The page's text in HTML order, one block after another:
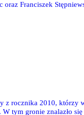
oraz Franciszek
z rocznika 2010,
tym gronie znalazło